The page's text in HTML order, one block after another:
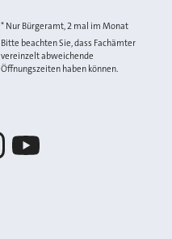
* Nur Bürgeramt, 2 mal im Monat
Bitte beachten Sie, dass Fachämter
vereinzelt abweichende
Öffnungszeiten haben können.